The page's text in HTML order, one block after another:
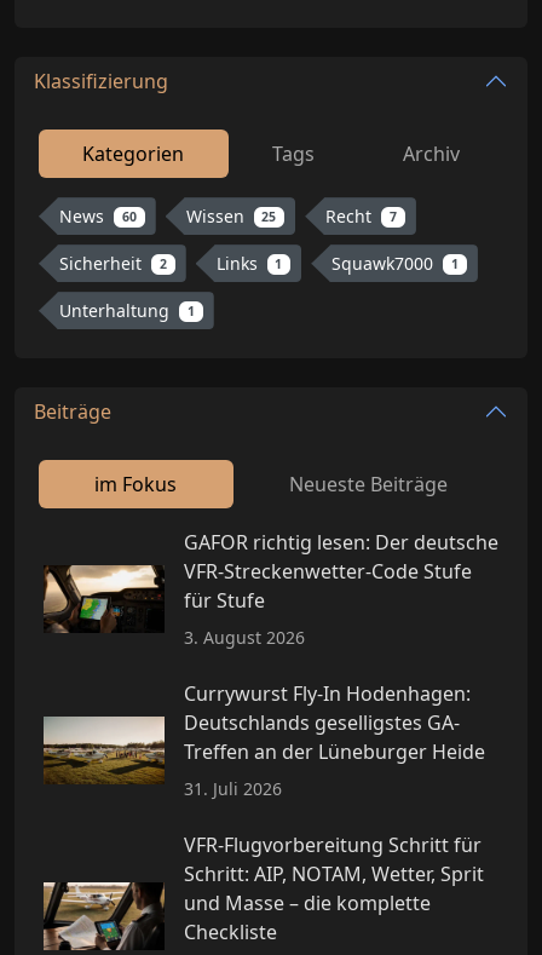
Klassifizierung
Kategorien Tags Archiv
News 60 Wissen 25 Recht 7
Sicherheit 2 Links 1 Squawk7000 1
Unterhaltung 1
Beiträge
im Fokus Neueste Beiträge
GAFOR richtig lesen: Der deutsche
VFR-Streckenwetter-Code Stufe
für Stufe
3. August 2026
Currywurst Fly-In Hodenhagen:
Deutschlands geselligstes GA-
Treffen an der Lüneburger Heide
31. Juli 2026
VFR-Flugvorbereitung Schritt für
Schritt: AIP, NOTAM, Wetter, Sprit
und Masse – die komplette
Checkliste